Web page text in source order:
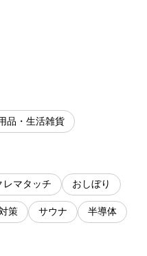
品・生活雑貨
レマタッチ おしぼり
策 サウナ 半導体